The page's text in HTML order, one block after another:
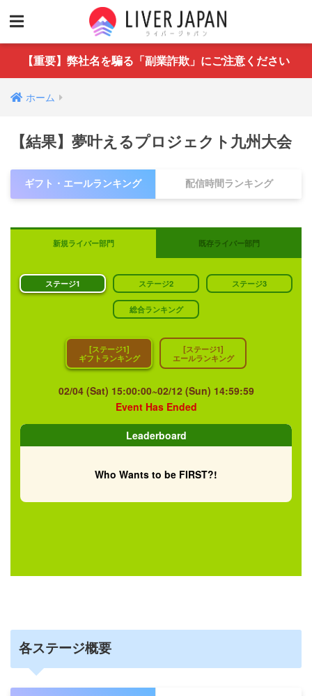
【重要】弊社名を騙る「副業詐欺」にご注意ください
ホーム
【結果】夢叶えるプロジェクト九州大会
ギフト・エールランキング 配信時間ランキング
各ステージ概要